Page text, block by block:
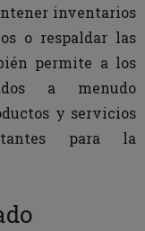
inventarios
o respaldar las
permite a los
a menudo
y servicios
para la